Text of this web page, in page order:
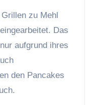
zu Mehl
eingearbeitet. Das
aufgrund ihres
den Pancakes